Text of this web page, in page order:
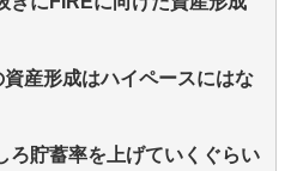
産形成はハイペースにはな
ろ貯蓄率を上げていくぐらい